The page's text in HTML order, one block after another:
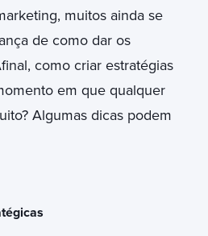
muitos ainda se
de como dar os
como criar estratégias
em que qualquer
Algumas dicas podem